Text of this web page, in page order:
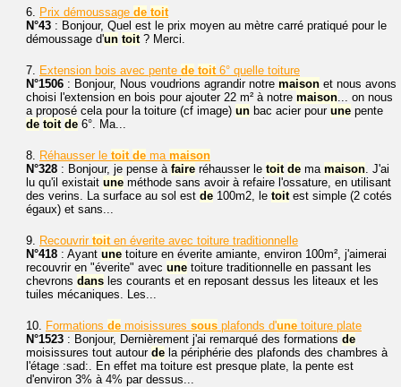
6. Prix démoussage de toit
N°43 : Bonjour, Quel est le prix moyen au mètre carré pratiqué pour le
démoussage d'un toit? Merci.
7. Extension bois avec pente de toit6° quelle toiture
N°1506 : Bonjour, Nous voudrions agrandir notre maison et nous avons
choisi l'extension en bois pour ajouter 22 m² à notre maison... on nous
a proposé cela pour la toiture (cf image) un bac acier pour une pente
de toit de 6°. Ma...
8. Réhausser le toit de ma maison
N°328 : Bonjour, je pense à faire réhausser le toit de ma maison. J'ai
lu qu'il existait une méthode sans avoir à refaire l'ossature, en utilisant
des verins. La surface au sol est de 100m2, le toitest simple (2 cotés
égaux) et sans...
9. Recouvrir toiten éverite avec toiture traditionnelle
N°418 : Ayant une toiture en éverite amiante, environ 100m², j'aimerai
recouvrir en "éverite" avec une toiture traditionnelle en passant les
chevrons dans les courants et en reposant dessus les liteaux et les
tuiles mécaniques. Les...
10. Formations de moisissures sous plafonds d'une toiture plate
N°1523 : Bonjour, Dernièrement j'ai remarqué des formations de
moisissures tout autour de la périphérie des plafonds des chambres à
l'étage :sad:. En effet ma toiture est presque plate, la pente est
d'environ 3% à 4% par dessus...